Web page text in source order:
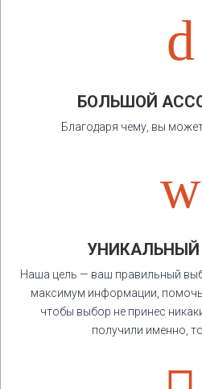
d
БОЛЬШОЙ
Благодаря чему, вы
w
Наша цель — ваш правильный
максимум информации,
чтобы выбор не принес
получили именно,